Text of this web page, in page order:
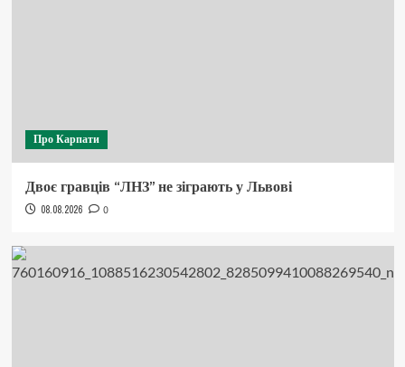
Про Карпати
Двоє гравців “ЛНЗ” не зіграють у Львові
08.08.2026 0